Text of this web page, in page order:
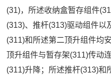
(31)，所述收纳盒暂存组件
(313)、推杆(313)驱动组件以
(311)和所述第二顶升组件均
顶升组件与暂存架(311)传动
(311)升降；所述推杆(313)和